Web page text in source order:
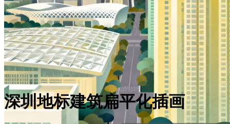
深圳地标建筑扁平化插画